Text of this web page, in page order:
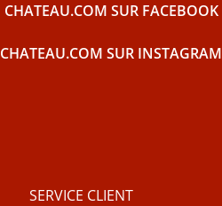
CHATEAU.COM SUR FACEBOOK
CHATEAU.COM SUR INSTAGRAM
SERVICE CLIENT